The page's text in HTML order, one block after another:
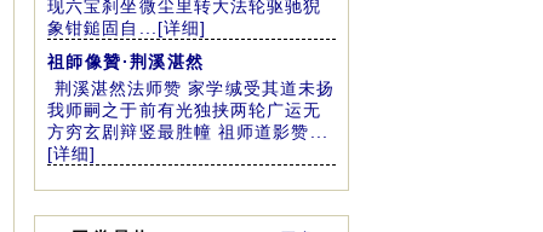
现六宝刹坐微尘里转大法轮驱驰猊
象钳鎚固自...[详细]
祖師像贊·荆溪湛然
荆溪湛然法师赞 家学缄受其道未扬
我师嗣之于前有光独挟两轮广运无
方穷玄剧辩竖最胜幢 祖师道影赞...
[详细]